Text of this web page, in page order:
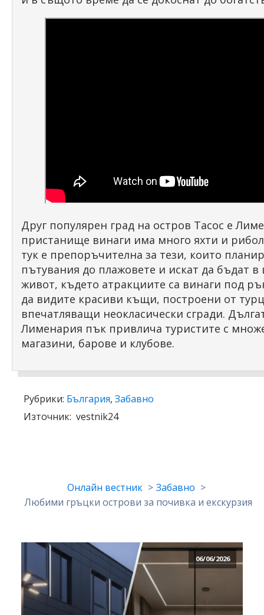
Друг популярен град на остров Тасос е
пристанище винаги има много яхти и
тук е препоръчителна за тези, които
пътувания до плажовете и искат да бъдат
живот, където атракциите са винаги под
да видите красиви къщи, построени от
впечатляващи неокласически сгради.
Лименария пък привлича туристите с
магазини, барове и клубове.
Рубрики: България, Забавно
Източник: vestnik24
Онлайн вестник
Забавно
Любими гръцки острови за почивка и екскурзия
06/06/2026